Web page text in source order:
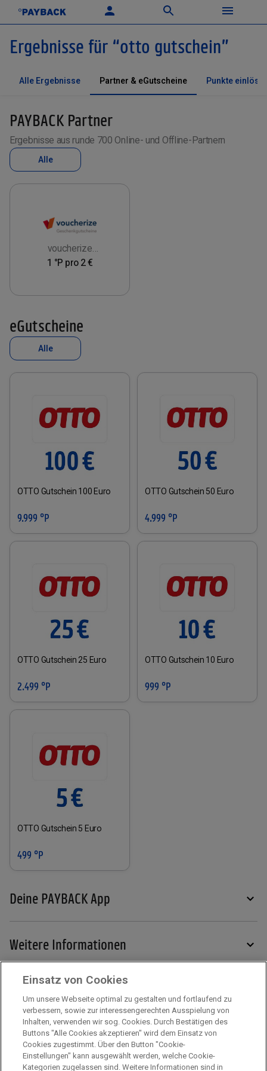
Ergebnisse für “otto gutschein”
Alle Ergebnisse Partner & eGutscheine Punkte
PAYBACK Partner
Ergebnisse aus runde 700 Online- und Offline-Partnern
Alle
voucherize
Geschenkgutscheine
1 °P pro 2 €
eGutscheine
Alle
OTTO Gutschein 100 Euro
9.999 °P
OTTO Gutschein 50 Euro
4.999 °P
OTTO Gutschein 25 Euro
2.499 °P
OTTO Gutschein 10 Euro
999 °P
OTTO Gutschein 5 Euro
499 °P
Deine PAYBACK App
Weitere Informationen
Mehr zu PAYBACK
Impressum
Einsatz von Cookies
Um unsere Webseite optimal zu gestalten und fortlaufend zu
verbessern, sowie zur interessengerechten Ausspielung von
Inhalten, verwenden wir sog. Cookies. Durch Bestätigen des
Buttons "Alle Cookies akzeptieren" wird dem Einsatz von
Cookies zugestimmt. Über den Button "Cookie-
Einstellungen" kann ausgewählt werden, welche Cookie-
Kategorien zugelassen sind. Weitere Informationen sind in